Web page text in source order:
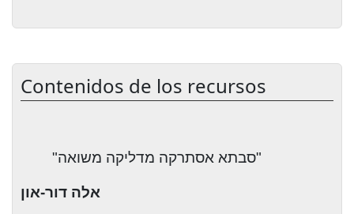
Contenidos de los recursos
"סבתא אסתרקה מדליקה משואה"
אלה דור-און